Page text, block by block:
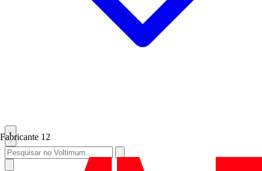
Fabricante 12